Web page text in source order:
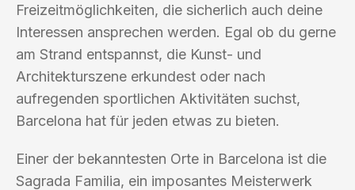
Freizeitmöglichkeiten, die sicherlich auch deine
Interessen ansprechen werden. Egal ob du gerne
am Strand entspannst, die Kunst- und
Architekturszene erkundest oder nach
aufregenden sportlichen Aktivitäten suchst,
Barcelona hat für jeden etwas zu bieten.
Einer der bekanntesten Orte in Barcelona ist die
Sagrada Familia, ein imposantes Meisterwerk